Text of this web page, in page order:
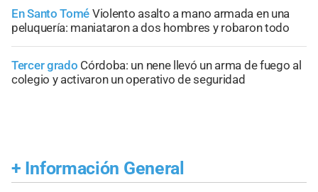
En Santo Tomé Violento asalto a mano armada en una
peluquería: maniataron a dos hombres y robaron todo
Tercer grado Córdoba: un nene llevó un arma de fuego al
colegio y activaron un operativo de seguridad
+ Información General